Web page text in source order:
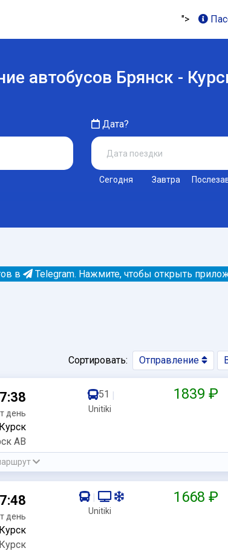
">
автобусов Брянск -
Дата?
Сегодня Завтра
в Telegram. Нажмите, чтобы открыть
Сортировать: Отправление
день
Курск
АВ
51 |
Unitiki
1839 ₽
день
Курск
|
Unitiki
1668 ₽